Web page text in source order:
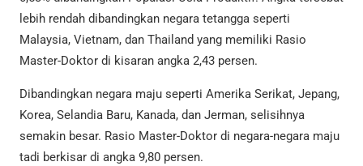
lebih rendah dibandingkan negara tetangga seperti
Malaysia, Vietnam, dan Thailand yang memiliki Rasio
Master-Doktor di kisaran angka 2,43 persen.
Dibandingkan negara maju seperti Amerika Serikat, Jepang,
Korea, Selandia Baru, Kanada, dan Jerman, selisihnya
semakin besar. Rasio Master-Doktor di negara-negara maju
tadi berkisar di angka 9,80 persen.